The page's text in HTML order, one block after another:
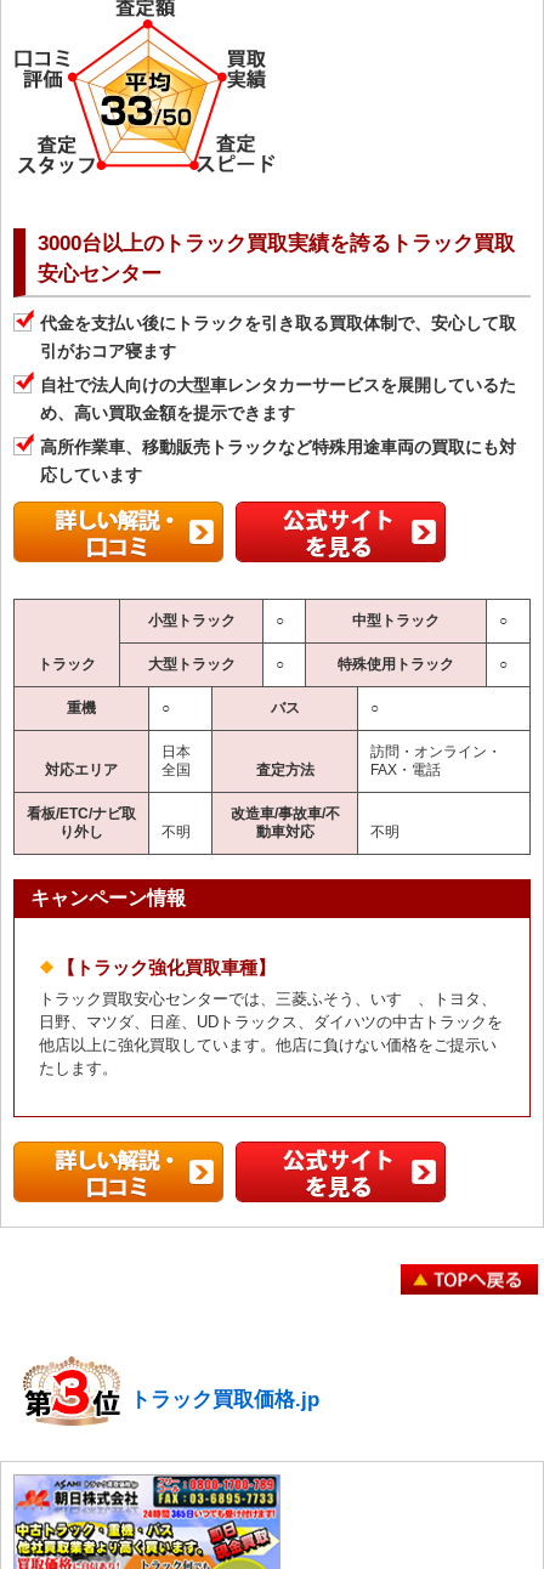
3000台以上のトラック買取実績を誇るトラック買取
安心センター
代金を支払い後にトラックを引き取る買取体制で、安心して取
引がおコア寝ます
自社で法人向けの大型車レンタカーサービスを展開しているた
め、高い買取金額を提示できます
高所作業車、移動販売トラックなど特殊用途車両の買取にも対
応しています
トラック
小型トラック ○ 中型トラック ○
大型トラック ○ 特殊使用トラック ○
重機 ○ バス ○
対応エリア
日本
全国
査定方法
訪問・オンライン・
FAX・電話
看板/ETC/ナビ取
り外し
不明
改造車/事故車/不
動車対応
不明
キャンペーン情報
【トラック強化買取車種】
トラック買取安心センターでは、三菱ふそう、いすゞ、トヨタ、
日野、マツダ、日産、UDトラックス、ダイハツの中古トラックを
他店以上に強化買取しています。他店に負けない価格をご提示い
たします。
トラック買取価格.jp